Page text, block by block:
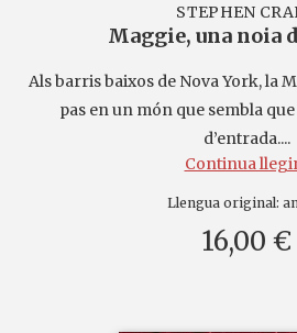
STEPHEN
Maggie, una noia
Als barris baixos de Nova York, la
pas en un món que sembla
d’entrada....
Continua
Llengua original:
16,00 €